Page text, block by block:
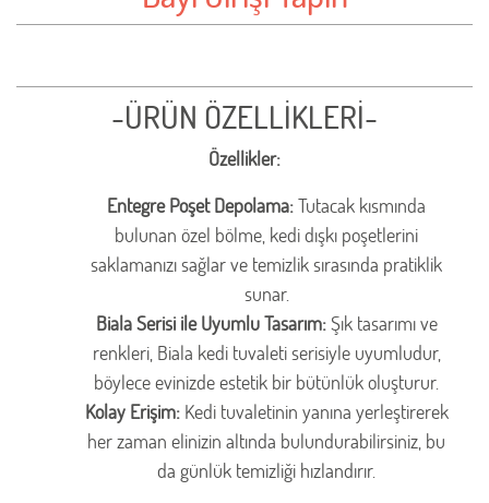
-ÜRÜN ÖZELLİKLERİ-
Özellikler:
Entegre Poşet Depolama:Tutacak kısmında
bulunan özel bölme, kedi dışkı poşetlerini
saklamanızı sağlar ve temizlik sırasında pratiklik
sunar.
Biala Serisi ile Uyumlu Tasarım:Şık tasarımı ve
renkleri, Biala kedi tuvaleti serisiyle uyumludur,
böylece evinizde estetik bir bütünlük oluşturur.
Kolay Erişim:Kedi tuvaletinin yanına yerleştirerek
her zaman elinizin altında bulundurabilirsiniz, bu
da günlük temizliği hızlandırır.